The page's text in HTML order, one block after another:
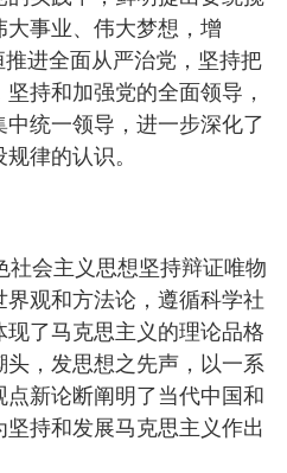
事业、伟大梦想，增
进全面从严治党，坚持把
持和加强党的全面领导，
统一领导，进一步深化了
律的认识。
会主义思想坚持辩证唯物
观和方法论，遵循科学社
了马克思主义的理论品格
，发思想之先声，以一系
新论断阐明了当代中国和
持和发展马克思主义作出